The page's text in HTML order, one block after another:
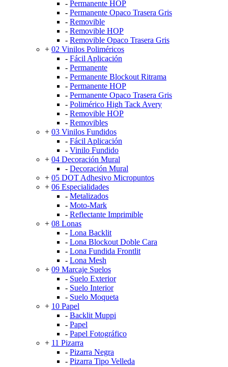
- Permanente HOP
- Permanente Opaco Trasera Gris
- Removible
- Removible HOP
- Removible Opaco Trasera Gris
+ 02 Vinilos Poliméricos
- Fácil Aplicación
- Permanente
- Permanente Blockout Ritrama
- Permanente HOP
- Permanente Opaco Trasera Gris
- Polimérico High Tack Avery
- Removible HOP
- Removibles
+ 03 Vinilos Fundidos
- Fácil Aplicación
- Vinilo Fundido
+ 04 Decoración Mural
- Decoración Mural
+ 05 DOT Adhesivo Micropuntos
+ 06 Especialidades
- Metalizados
- Moto-Mark
- Reflectante Imprimible
+ 08 Lonas
- Lona Backlit
- Lona Blockout Doble Cara
- Lona Fundida Frontlit
- Lona Mesh
+ 09 Marcaje Suelos
- Suelo Exterior
- Suelo Interior
- Suelo Moqueta
+ 10 Papel
- Backlit Muppi
- Papel
- Papel Fotográfico
+ 11 Pizarra
- Pizarra Negra
- Pizarra Tipo Velleda